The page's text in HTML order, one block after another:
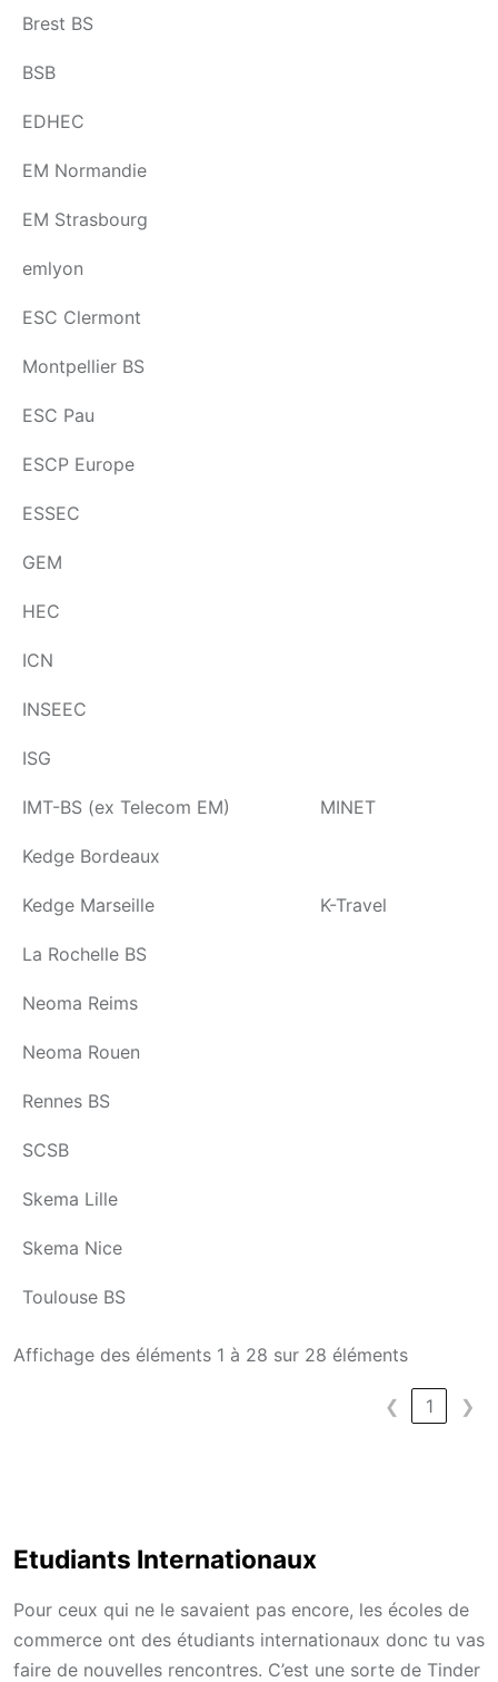
Brest BS
BSB
EDHEC
EM Normandie
EM Strasbourg
emlyon
ESC Clermont
Montpellier BS
ESC Pau
ESCP Europe
ESSEC
GEM
HEC
ICN
INSEEC
ISG
IMT-BS (ex Telecom EM) MINET
Kedge Bordeaux
Kedge Marseille K-Travel
La Rochelle BS
Neoma Reims
Neoma Rouen
Rennes BS
SCSB
Skema Lille
Skema Nice
Toulouse BS
Affichage des éléments 1 à 28 sur 28 éléments
❮ 1 ❯
Etudiants Internationaux
Pour ceux qui ne le savaient pas encore, les écoles de
commerce ont des étudiants internationaux donc tu vas
faire de nouvelles rencontres. C’est une sorte de Tinder